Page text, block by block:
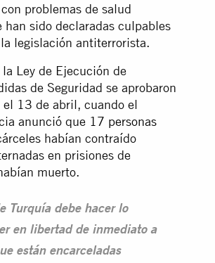
problemas de salud
han sido declaradas culpables
legislación antiterrorista.
Ley de Ejecución de
de Seguridad se aprobaron
el 13 de abril, cuando el
anunció que 17 personas
habían contraído
en prisiones de
muerto.
Turquía debe hacer lo
en libertad de inmediato a
están encarceladas